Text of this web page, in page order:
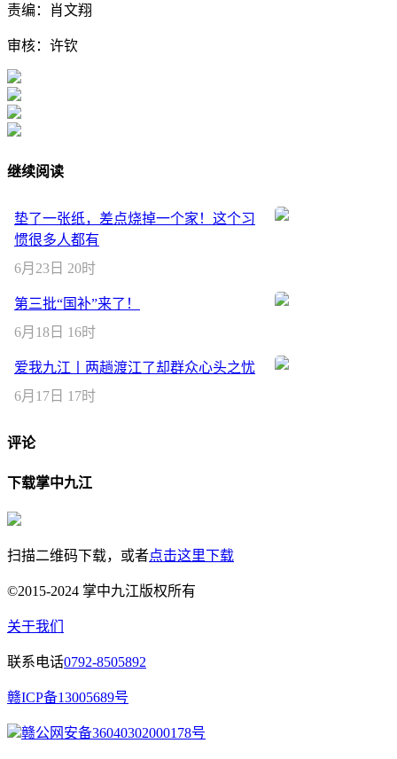
责编：肖文翔
审核：许钦
继续阅读
垫了一张纸，差点烧掉一个家！这个习
惯很多人都有
6月23日 20时
第三批“国补”来了！
6月18日 16时
爱我九江丨两趟渡江了却群众心头之忧
6月17日 17时
评论
下载掌中九江
扫描二维码下载，或者点击这里下载
©2015-2024 掌中九江版权所有
关于我们
联系电话0792-8505892
赣ICP备13005689号
赣公网安备36040302000178号